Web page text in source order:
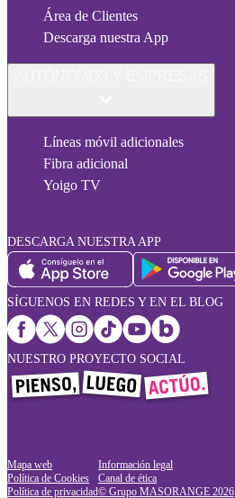
Área de Clientes
Descarga nuestra App
Líneas móvil adicionales
Fibra adicional
Yoigo TV
DESCARGA NUESTRA APP
SÍGUENOS EN REDES Y EN EL BLOG
NUESTRO PROYECTO SOCIAL
Mapa web
Política de Cookies
Política de privacidad
Información legal
Canal de ética
© Grupo MASORANGE 2026